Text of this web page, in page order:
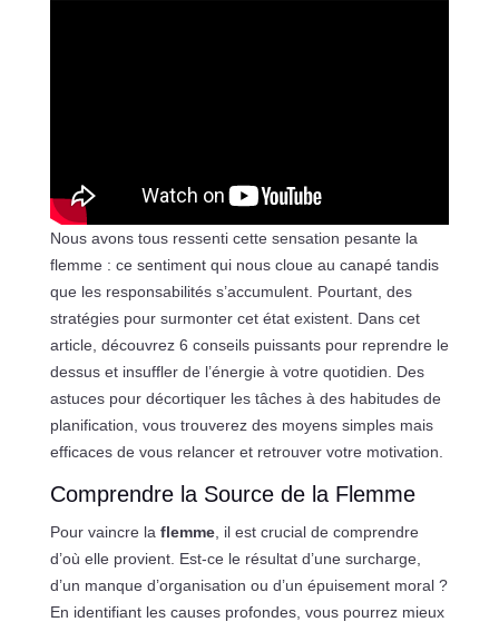
Nous avons tous ressenti cette sensation pesante la
flemme : ce sentiment qui nous cloue au canapé tandis
que les responsabilités s’accumulent. Pourtant, des
stratégies pour surmonter cet état existent. Dans cet
article, découvrez 6 conseils puissants pour reprendre le
dessus et insuffler de l’énergie à votre quotidien. Des
astuces pour décortiquer les tâches à des habitudes de
planification, vous trouverez des moyens simples mais
efficaces de vous relancer et retrouver votre motivation.
Comprendre la Source de la Flemme
Pour vaincre la flemme, il est crucial de comprendre
d’où elle provient. Est-ce le résultat d’une surcharge,
d’un manque d’organisation ou d’un épuisement moral ?
En identifiant les causes profondes, vous pourrez mieux